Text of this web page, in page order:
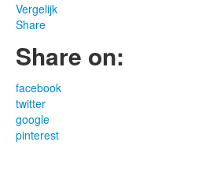
Vergelijk
Share
Share on:
facebook
twitter
google
pinterest